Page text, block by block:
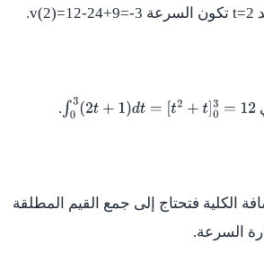
t=2 تكون السرعة v(2)=12-24+9=-3
.
∫03(2t +1 )dt=[ t2 +t]03=12
.
الكلية فتحتاج إلى جمع القيم المطلقة
السرعة.